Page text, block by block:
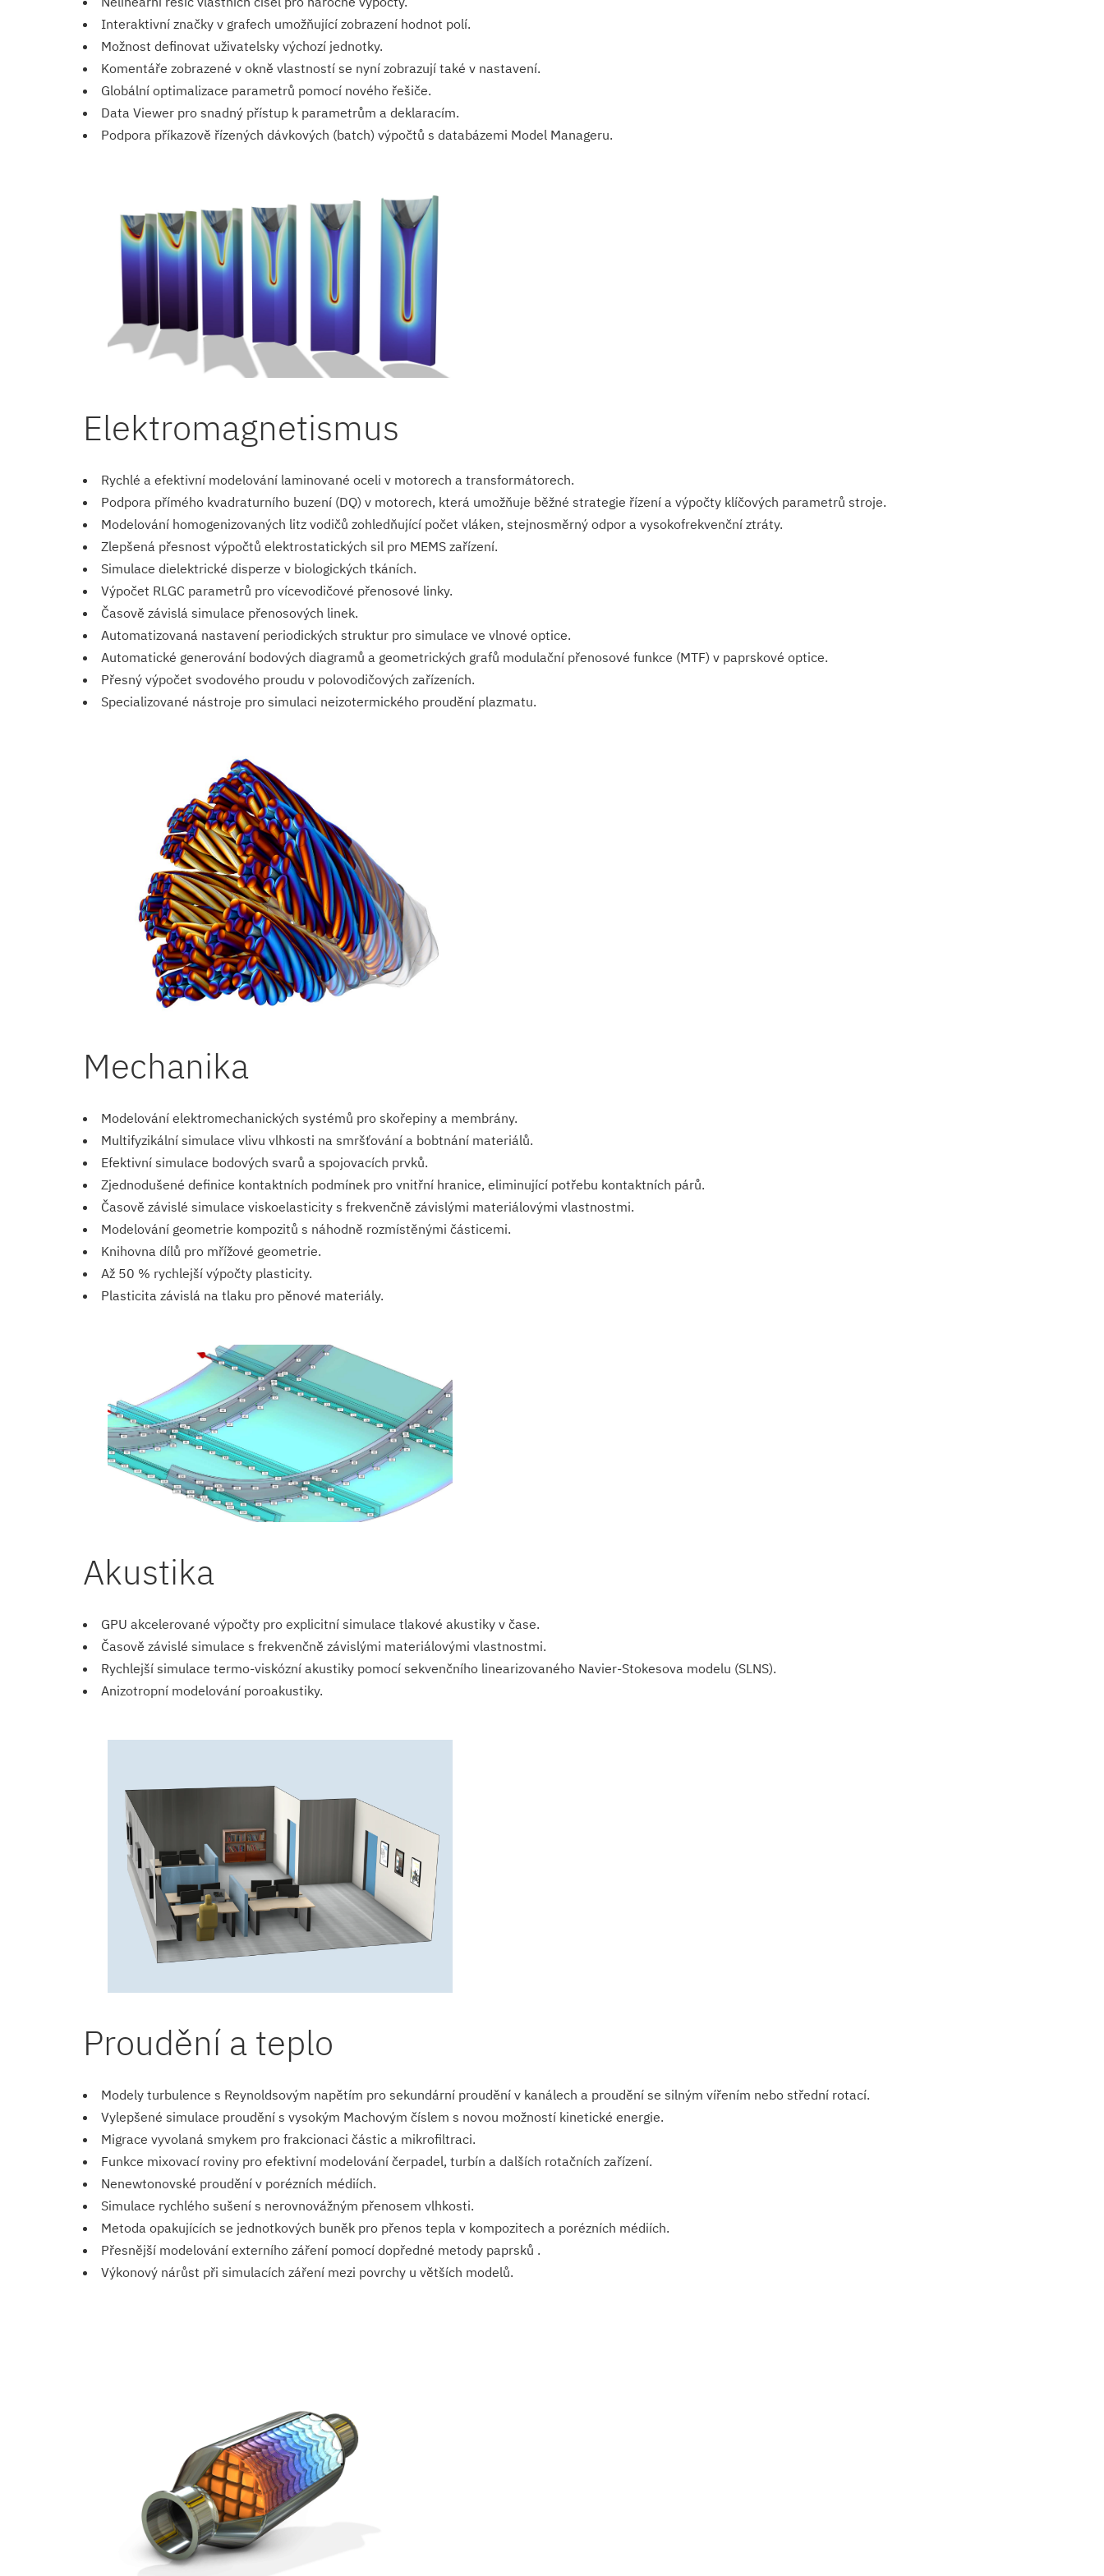
Interaktivní značky v grafech umožňující zobrazení hodnot polí.
Možnost definovat uživatelsky výchozí jednotky.
Komentáře zobrazené v okně vlastností se nyní zobrazují také v nastavení.
Globální optimalizace parametrů pomocí nového řešiče.
Data Viewer pro snadný přístup k parametrům a deklaracím.
Podpora příkazově řízených dávkových (batch) výpočtů s databázemi Model Manageru.
Elektromagnetismus
Rychlé a efektivní modelování laminované oceli v motorech a transformátorech.
Podpora přímého kvadraturního buzení (DQ) v motorech, která umožňuje běžné strategie řízení a výpočty klíčových parametrů stroje.
Modelování homogenizovaných litz vodičů zohledňující počet vláken, stejnosměrný odpor a vysokofrekvenční ztráty.
Zlepšená přesnost výpočtů elektrostatických sil pro MEMS zařízení.
Simulace dielektrické disperze v biologických tkáních.
Výpočet RLGC parametrů pro vícevodičové přenosové linky.
Časově závislá simulace přenosových linek.
Automatizovaná nastavení periodických struktur pro simulace ve vlnové optice.
Automatické generování bodových diagramů a geometrických grafů modulační přenosové funkce (MTF) v paprskové optice.
Přesný výpočet svodového proudu v polovodičových zařízeních.
Specializované nástroje pro simulaci neizotermického proudění plazmatu.
Mechanika
Modelování elektromechanických systémů pro skořepiny a membrány.
Multifyzikální simulace vlivu vlhkosti na smršťování a bobtnání materiálů.
Efektivní simulace bodových svarů a spojovacích prvků.
Zjednodušené definice kontaktních podmínek pro vnitřní hranice, eliminující potřebu kontaktních párů.
Časově závislé simulace viskoelasticity s frekvenčně závislými materiálovými vlastnostmi.
Modelování geometrie kompozitů s náhodně rozmístěnými částicemi.
Knihovna dílů pro mřížové geometrie.
Až 50 % rychlejší výpočty plasticity.
Plasticita závislá na tlaku pro pěnové materiály.
Akustika
GPU akcelerované výpočty pro explicitní simulace tlakové akustiky v čase.
Časově závislé simulace s frekvenčně závislými materiálovými vlastnostmi.
Rychlejší simulace termo-viskózní akustiky pomocí sekvenčního linearizovaného Navier-Stokesova modelu (SLNS).
Anizotropní modelování poroakustiky.
Proudění a teplo
Modely turbulence s Reynoldsovým napětím pro sekundární proudění v kanálech a proudění se silným vířením nebo střední rotací.
Vylepšené simulace proudění s vysokým Machovým číslem s novou možností kinetické energie.
Migrace vyvolaná smykem pro frakcionaci částic a mikrofiltraci.
Funkce mixovací roviny pro efektivní modelování čerpadel, turbín a dalších rotačních zařízení.
Nenewtonovské proudění v porézních médiích.
Simulace rychlého sušení s nerovnovážným přenosem vlhkosti.
Metoda opakujících se jednotkových buněk pro přenos tepla v kompozitech a porézních médiích.
Přesnější modelování externího záření pomocí dopředné metody paprsků .
Výkonový nárůst při simulacích záření mezi povrchy u větších modelů.